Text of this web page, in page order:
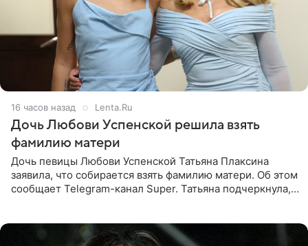
16 часов назад Lenta.Ru
Дочь Любови Успенской решила взять
фамилию матери
Дочь певицы Любови Успенской Татьяна Плаксина
заявила, что собирается взять фамилию матери. Об этом
сообщает Telegram-канал Super. Татьяна подчеркнула,